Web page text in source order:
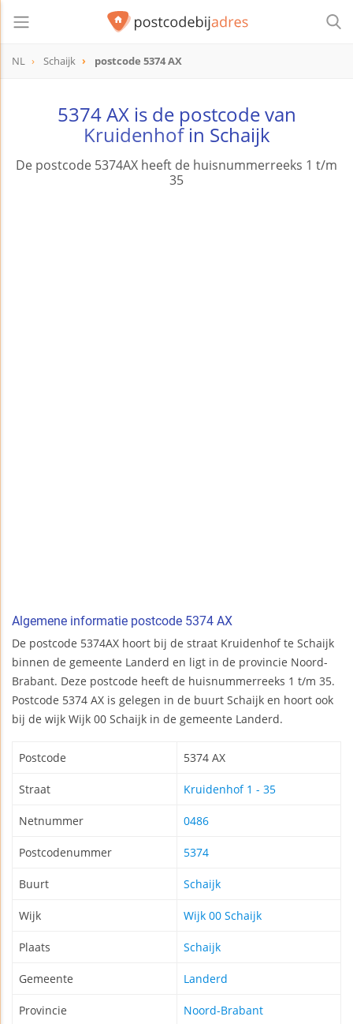
NL Schaijk postcode 5374 AX
5374 AX is de postcode van
Kruidenhofin Schaijk
De postcode 5374AX heeft de huisnummerreeks 1 t/m
35
Algemene informatie postcode 5374 AX
De postcode 5374AX hoort bij de straat Kruidenhof te Schaijk
binnen de gemeente Landerd en ligt in de provincie Noord-
Brabant. Deze postcode heeft de huisnummerreeks 1 t/m 35.
Postcode 5374 AX is gelegen in de buurt Schaijk en hoort ook
bij de wijk Wijk 00 Schaijk in de gemeente Landerd.
Postcode 5374 AX
Straat Kruidenhof 1 - 35
Netnummer 0486
Postcodenummer 5374
Buurt Schaijk
Wijk Wijk 00 Schaijk
Plaats Schaijk
Gemeente Landerd
Provincie Noord-Brabant